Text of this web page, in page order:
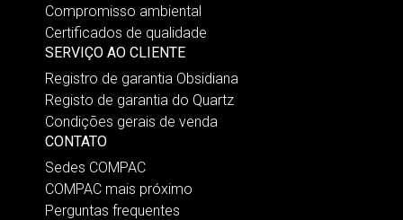
Compromisso ambiental
Certificados de qualidade
SERVIÇO AO CLIENTE
Registro de garantia Obsidiana
Registo de garantia do Quartz
Condições gerais de venda
CONTATO
Sedes COMPAC
COMPAC mais próximo
Perguntas frequentes